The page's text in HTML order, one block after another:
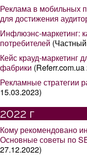
Реклама в мобильных
для достижения
Инфлюэнс-маркетинг:
потребителей
Кейс крауд-маркетинг
фабрики
Рекламные стратегии
15.03.2023)
2022 г
Кому рекомендовано
Основные советы по
27.12.2022)